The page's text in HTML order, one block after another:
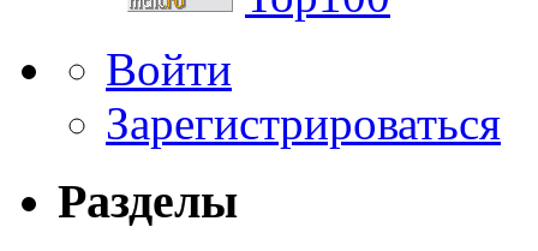
Войти
Зарегистрироваться
Разделы